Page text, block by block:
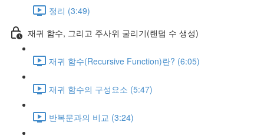
정리 (3:49)
재귀 함수, 그리고 주사위 굴리기(랜덤 수 생성)
재귀 함수(Recursive Function)란? (6:05)
재귀 함수의 구성요소 (5:47)
반복문과의 비교 (3:24)